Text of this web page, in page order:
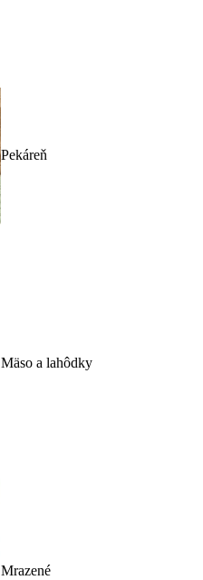
Pekáreň
Mäso a lahôdky
Mrazené